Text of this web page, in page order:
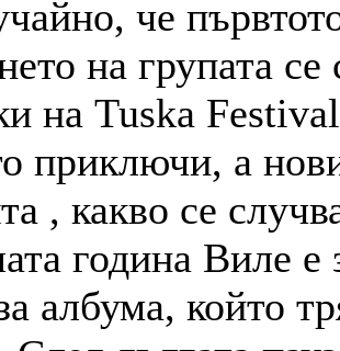
че
на групата
на Tuska
приключи, а
, какво се
година Виле е
албума, който